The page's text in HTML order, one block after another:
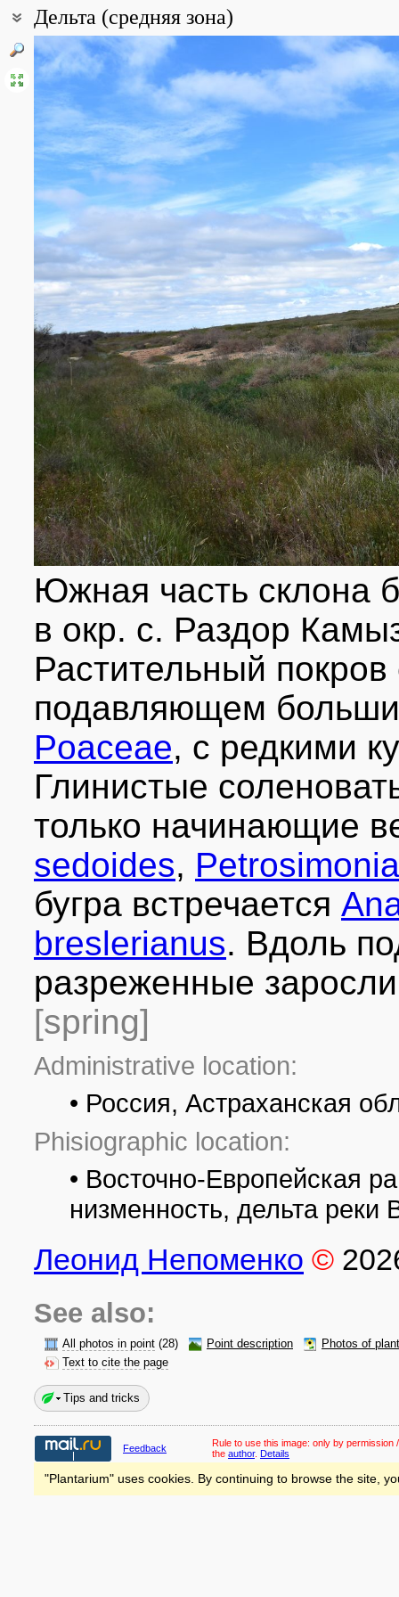
Дельта (средняя зона)
Coordinates:
45° 27′ 50″ N, 48° 09′ 04″ E (view at maps of
Google
Point description:
Островная зона дельты Волги
All photos Photos of plants & lichens
Южная часть склона
в окр. с. Раздор
Растительный
подавляющем
Poaceae, c редкими
Глинистые
только начинающие
sedoides,
бугра встречается
breslerianus. Вдоль
разреженные
[spring]
Administrative location:
• Россия, Астраханская
Phisiographic location:
• Восточно-Европейская
низменность, дельта реки
Леонид Непоменко ©
See also:
All photos in point (28) Point description
Photos of
Text to cite the page
Tips and tricks
Feedback Rule to use this image: only by permission
the author. Details
"Plantarium" uses cookies. By continuing to browse the site,